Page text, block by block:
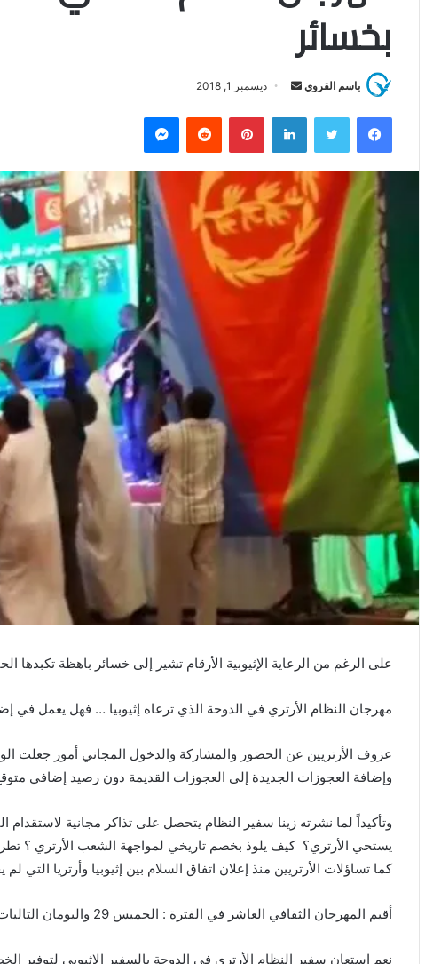
بخسائر
باسم القروي
س
ب
ر
ي
ا
إ
ديسمبر 1, 2018
فيسبوك لينكدإن بينتيريست
على الرغم من الرعاية الإثيوبية الأرقام تشير إلى خسائر باهظة تكبدها
مهرجان النظام الأرتري في الدوحة الذي ترعاه إثيوبيا … فهل يعمل في
عزوف الأرتريين عن الحضور والمشاركة والدخول المجاني أمور جعلت
وإضافة العجوزات الجديدة إلى العجوزات القديمة دون رصيد إضافي
وتأكيداً لما نشرته زينا سفير النظام يتحصل على تذاكر مجانية لاستقدام
يستحي الأرتري؟ كيف يلوذ بخصم تاريخي لمواجهة الشعب الأرتري ؟
كما تساؤلات الأرتريين منذ إعلان اتفاق السلام بين إثيوبيا وأرتريا
أقيم المهرجان الثقافي العاشر في الفترة : الخميس 29 واليومان التاليات: الجمعة و السبت من شهر نوفمبر الجاري
نعم استعان سفير النظام الأرتري في الدوحة بالسفير الاثيوبي لتوفير